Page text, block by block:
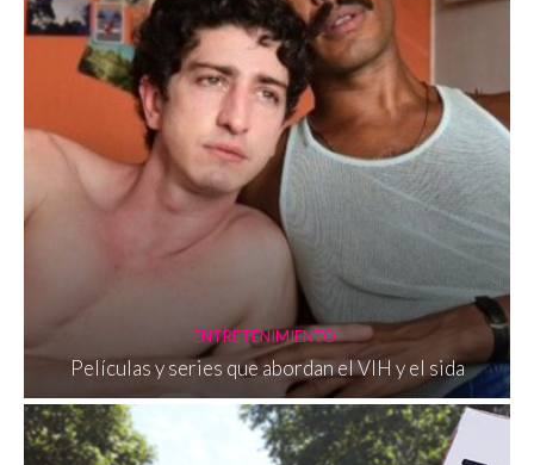
ENTRETENIMIENTO
Películas y series que abordan el VIH y el sida